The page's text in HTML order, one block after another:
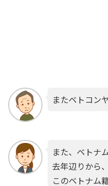
またベトコン
また、ベトナ
去年辺りから
このベトナム